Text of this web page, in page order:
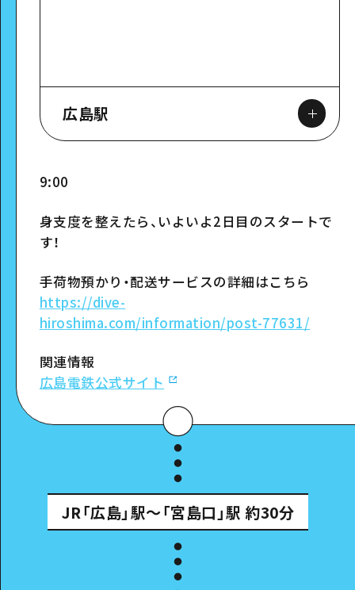
広島駅
スポット詳細
9:00
身支度を整えたら、いよいよ2日目のスタートで
す！
手荷物預かり・配送サービスの詳細はこちら
https://dive-
hiroshima.com/information/post-77631/
関連情報
広島電鉄公式サイト
JR「広島」駅～「宮島口」駅 約30分